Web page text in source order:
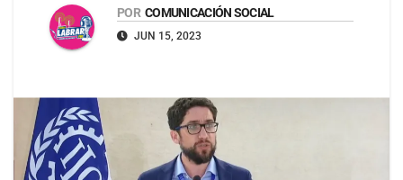
POR COMUNICACIÓN SOCIAL
JUN 15, 2023